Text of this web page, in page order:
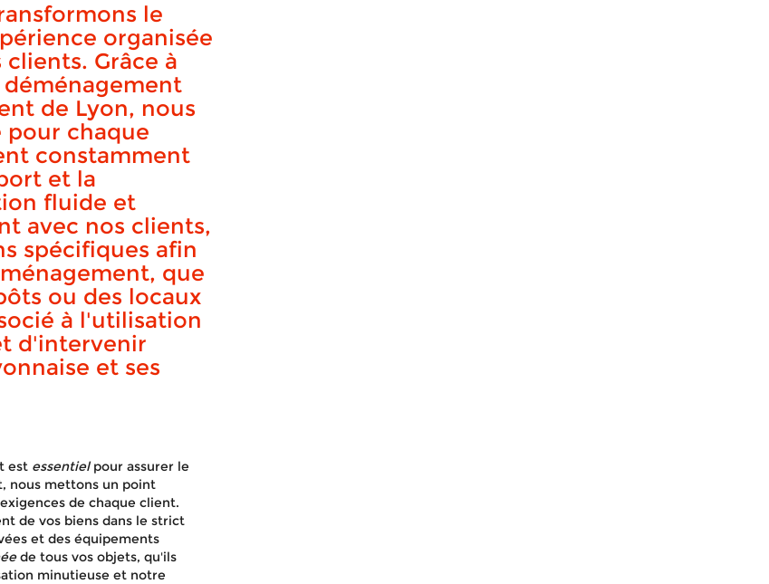
entreprise
6 ÈME
le
organisée
Grâce à
de Lyon, nous
pour chaque
constamment
et la
fluide et
avec nos clients,
spécifiques afin
que
ou des locaux
à l'utilisation
d'intervenir
et ses
est essentielpour assurer le
nous mettons un point
de chaque client.
de vos biens dans le strict
et des équipements
de tous vos objets, qu'ils
minutieuse et notre